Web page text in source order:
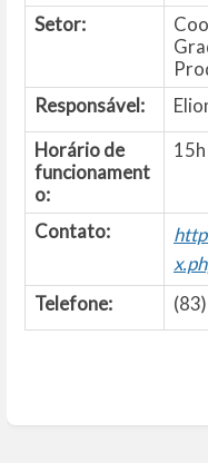
Setor:
Responsável:
Horário de
funcionament
o:
Contato:
Telefone: